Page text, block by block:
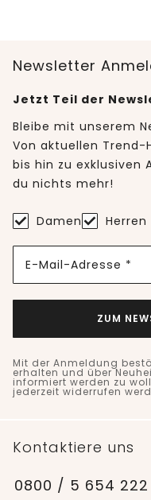
Newsletter
Jetzt Teil der
Bleibe mit unserem
Von aktuellen Trend-
bis hin zu exklusiven
du nichts mehr!
Damen Herren
E-Mail-Adresse *
ZUM
Mit der Anmeldung
erhalten und über
informiert werden zu
jederzeit widerrufen
Kontaktiere uns
0800 / 5 654 222